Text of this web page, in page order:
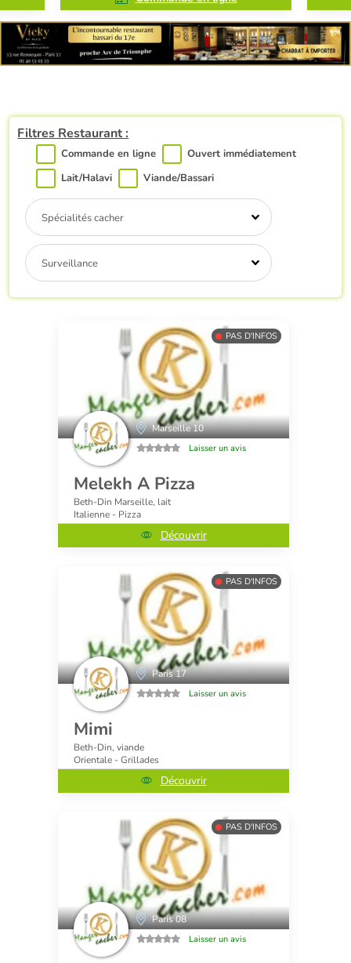
Filtres Restaurant :
Commande en ligne
Ouvert immédiatement
Lait/Halavi
Viande/Bassari
Spécialités cacher
Surveillance
PAS D'INFOS
Marseille 10
Laisser un avis
Melekh A Pizza
Beth-Din Marseille, lait
Italienne - Pizza
Découvrir
PAS D'INFOS
Paris 17
Laisser un avis
Mimi
Beth-Din, viande
Orientale - Grillades
Découvrir
PAS D'INFOS
Paris 08
Laisser un avis